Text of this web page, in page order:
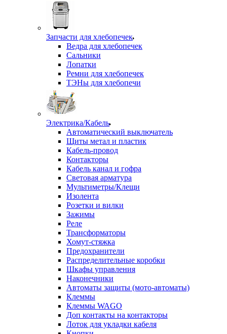
Запчасти для хлебопечек
Ведра для хлебопечек
Сальники
Лопатки
Ремни для хлебопечек
ТЭНы для хлебопечи
Электрика/Кабель
Автоматический выключатель
Щиты метал и пластик
Кабель-провод
Контакторы
Кабель канал и гофра
Световая арматура
Мультиметры/Клещи
Изолента
Розетки и вилки
Зажимы
Реле
Трансформаторы
Хомут-стяжка
Предохранители
Распределительные коробки
Шкафы управления
Наконечники
Автоматы защиты (мото-автоматы)
Клеммы
Клеммы WAGO
Доп контакты на контакторы
Лоток для укладки кабеля